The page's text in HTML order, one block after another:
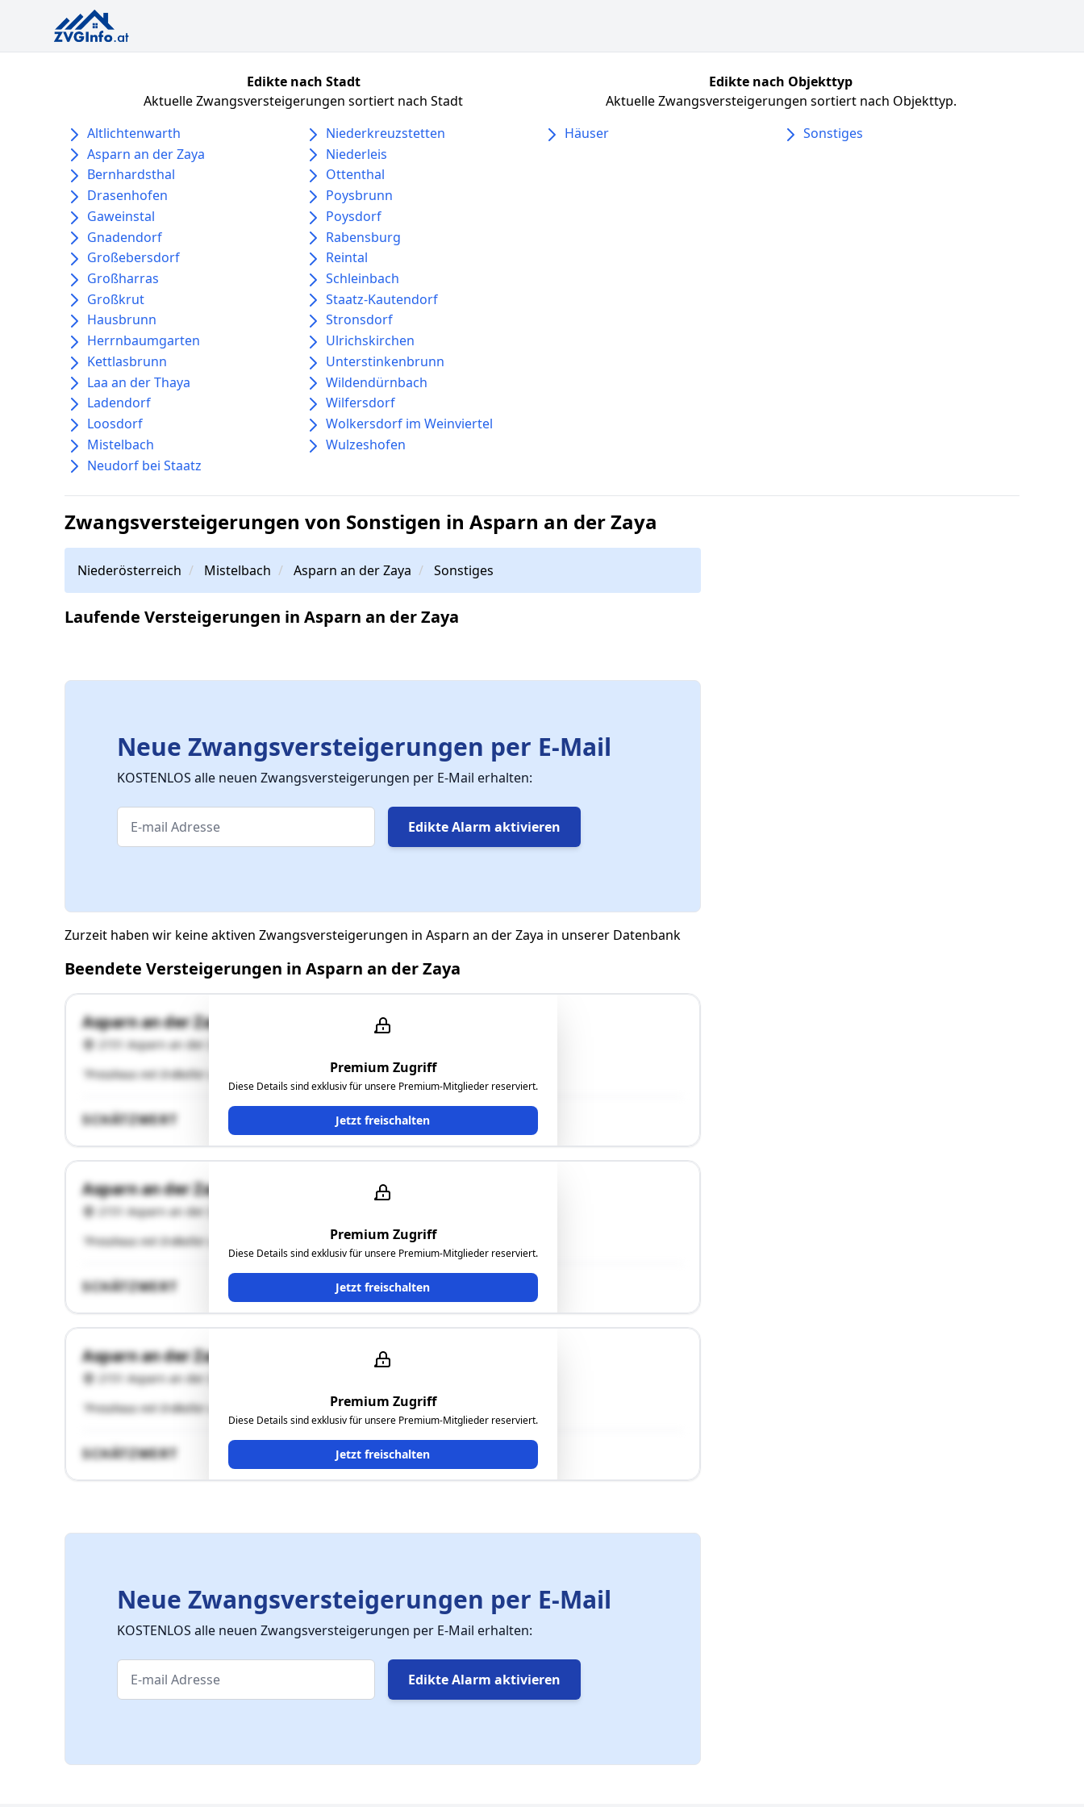
Edikte nach Stadt
Aktuelle Zwangsversteigerungen sortiert nach Stadt
Altlichtenwarth
Asparn an der Zaya
Bernhardsthal
Drasenhofen
Gaweinstal
Gnadendorf
Großebersdorf
Großharras
Großkrut
Hausbrunn
Herrnbaumgarten
Kettlasbrunn
Laa an der Thaya
Ladendorf
Loosdorf
Mistelbach
Neudorf bei Staatz
Niederkreuzstetten
Niederleis
Ottenthal
Poysbrunn
Poysdorf
Rabensburg
Reintal
Schleinbach
Staatz-Kautendorf
Stronsdorf
Ulrichskirchen
Unterstinkenbrunn
Wildendürnbach
Wilfersdorf
Wolkersdorf im Weinviertel
Wulzeshofen
Edikte nach Objekttyp
Aktuelle Zwangsversteigerungen sortiert nach Objekttyp.
Häuser
Sonstiges
Zwangsversteigerungen von Sonstigen in Asparn an der Zaya
Niederösterreich Mistelbach Asparn an der Zaya Sonstiges
Laufende Versteigerungen in Asparn an der Zaya
Neue Zwangsversteigerungen per E-Mail
KOSTENLOS alle neuen Zwangsversteigerungen per E-Mail erhalten:
Edikte Alarm aktivieren
Zurzeit haben wir keine aktiven Zwangsversteigerungen in Asparn an der Zaya in unserer Datenbank
Beendete Versteigerungen in Asparn an der Zaya
Premium Zugriff
Diese Details sind exklusiv für unsere Premium-Mitglieder reserviert.
Jetzt freischalten
Asparn an der Zaya GStNr. .352 u. .354
2151 Asparn an der Zaya
"Presshaus mit Erdkeller u. unbebaute Liegenschaft (ehemaliges Presshaus)"
SCHÄTZWERT
Premium Zugriff
Diese Details sind exklusiv für unsere Premium-Mitglieder reserviert.
Jetzt freischalten
Asparn an der Zaya GStNr. .352 u. .354
2151 Asparn an der Zaya
"Presshaus mit Erdkeller u. unbebaute Liegenschaft (ehemaliges Presshaus)"
SCHÄTZWERT
Premium Zugriff
Diese Details sind exklusiv für unsere Premium-Mitglieder reserviert.
Jetzt freischalten
Asparn an der Zaya GStNr. .352 u. .354
2151 Asparn an der Zaya
"Presshaus mit Erdkeller u. unbebaute Liegenschaft (ehemaliges Presshaus)"
SCHÄTZWERT
Neue Zwangsversteigerungen per E-Mail
KOSTENLOS alle neuen Zwangsversteigerungen per E-Mail erhalten:
Edikte Alarm aktivieren